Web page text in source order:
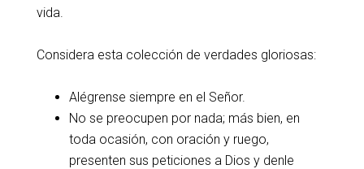
vida.
Considera esta colección de verdades gloriosas:
Alégrense siempre en el Señor.
No se preocupen por nada; más bien, en
toda ocasión, con oración y ruego,
presenten sus peticiones a Dios y denle